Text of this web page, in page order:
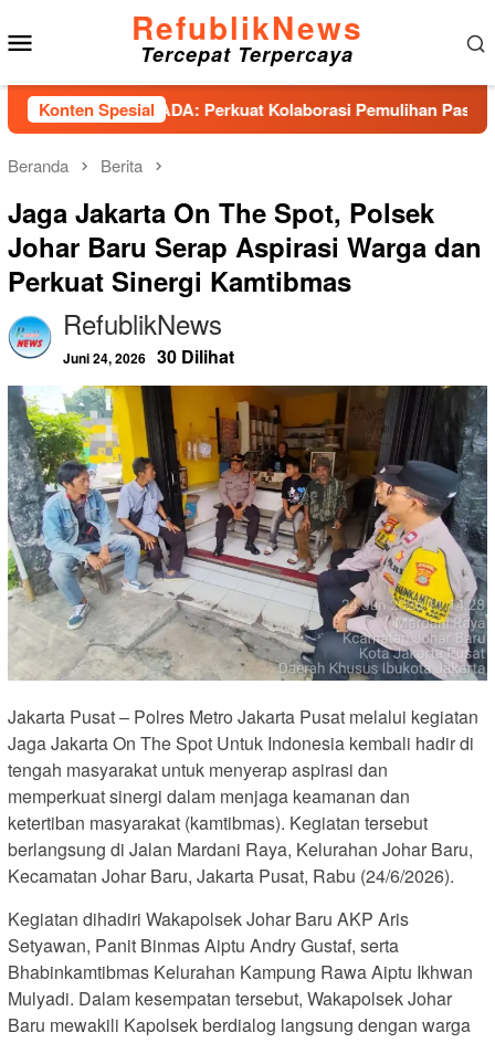
ke
konten
RefublikNews
Tercepat Terpercaya
Konten Spesial
PESADA: Perkuat Kolaborasi Pemulihan Pascabencana
Beranda Berita
Jaga Jakarta On The Spot, Polsek
Johar Baru Serap Aspirasi Warga dan
Perkuat Sinergi Kamtibmas
RefublikNews
Juni 24, 2026 30 Dilihat
Jakarta Pusat – Polres Metro Jakarta Pusat melalui kegiatan
Jaga Jakarta On The Spot Untuk Indonesia kembali hadir di
tengah masyarakat untuk menyerap aspirasi dan
memperkuat sinergi dalam menjaga keamanan dan
ketertiban masyarakat (kamtibmas). Kegiatan tersebut
berlangsung di Jalan Mardani Raya, Kelurahan Johar Baru,
Kecamatan Johar Baru, Jakarta Pusat, Rabu (24/6/2026).
Kegiatan dihadiri Wakapolsek Johar Baru AKP Aris
Setyawan, Panit Binmas Aiptu Andry Gustaf, serta
Bhabinkamtibmas Kelurahan Kampung Rawa Aiptu Ikhwan
Mulyadi. Dalam kesempatan tersebut, Wakapolsek Johar
Baru mewakili Kapolsek berdialog langsung dengan warga